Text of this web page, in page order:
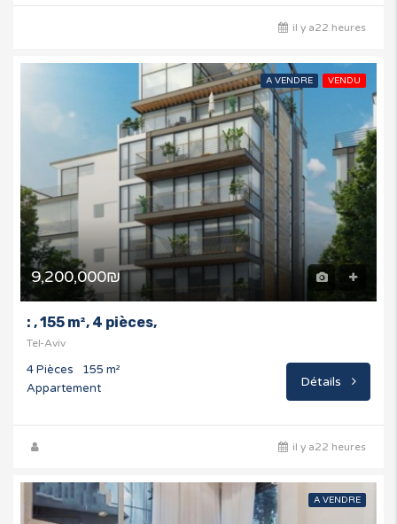
il y a22 heures
A VENDRE VENDU
9,200,000₪
: , 155 m², 4 pièces,
Tel-Aviv
4 Pièces
155 m²
Appartement
Détails
il y a22 heures
A VENDRE